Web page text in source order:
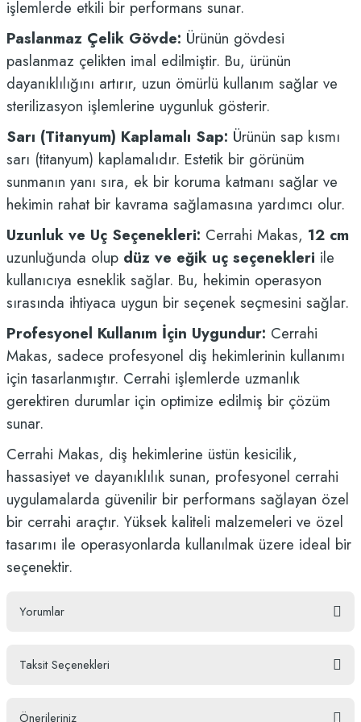
işlemlerde etkili bir performans sunar.
Paslanmaz Çelik Gövde: Ürünün gövdesi
paslanmaz çelikten imal edilmiştir. Bu, ürünün
dayanıklılığını artırır, uzun ömürlü kullanım sağlar ve
sterilizasyon işlemlerine uygunluk gösterir.
Sarı (Titanyum) Kaplamalı Sap: Ürünün sap kısmı
sarı (titanyum) kaplamalıdır. Estetik bir görünüm
sunmanın yanı sıra, ek bir koruma katmanı sağlar ve
hekimin rahat bir kavrama sağlamasına yardımcı olur.
Uzunluk ve Uç Seçenekleri: Cerrahi Makas, 12 cm
uzunluğunda olup düz ve eğik uç seçenekleri ile
kullanıcıya esneklik sağlar. Bu, hekimin operasyon
sırasında ihtiyaca uygun bir seçenek seçmesini sağlar.
Profesyonel Kullanım İçin Uygundur: Cerrahi
Makas, sadece profesyonel diş hekimlerinin kullanımı
için tasarlanmıştır. Cerrahi işlemlerde uzmanlık
gerektiren durumlar için optimize edilmiş bir çözüm
sunar.
Cerrahi Makas, diş hekimlerine üstün kesicilik,
hassasiyet ve dayanıklılık sunan, profesyonel cerrahi
uygulamalarda güvenilir bir performans sağlayan özel
bir cerrahi araçtır. Yüksek kaliteli malzemeleri ve özel
tasarımı ile operasyonlarda kullanılmak üzere ideal bir
seçenektir.
Yorumlar
Taksit Seçenekleri
Önerileriniz